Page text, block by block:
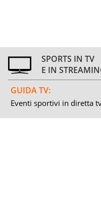
SPORTS IN TV
E IN
GUIDA TV:
Eventi sportivi in diretta